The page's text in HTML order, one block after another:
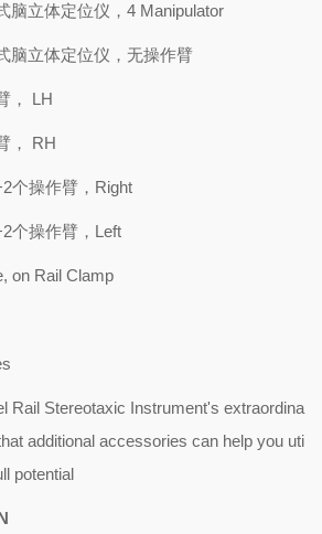
脑立体定位仪， 4 Manipulator
脑立体定位仪，无操作臂
， LH
， RH
个操作臂， Right
个操作臂， Left
on Rail Clamp
Rail Stereotaxic Instrument's extraordina
additional accessories can help you uti
potential